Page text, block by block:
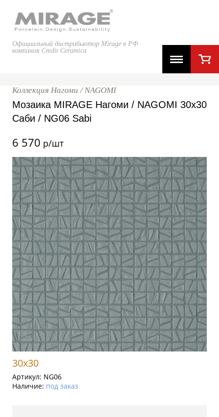
Официальный дистрибьютор Mirage в РФ
компания Credit Ceramica
Коллекция Нагоми / NAGOMI
Мозаика MIRAGE Нагоми / NAGOMI 30x30
Саби / NG06 Sabi
6 570 р/шт
30x30
Артикул: NG06
Наличие: под заказ